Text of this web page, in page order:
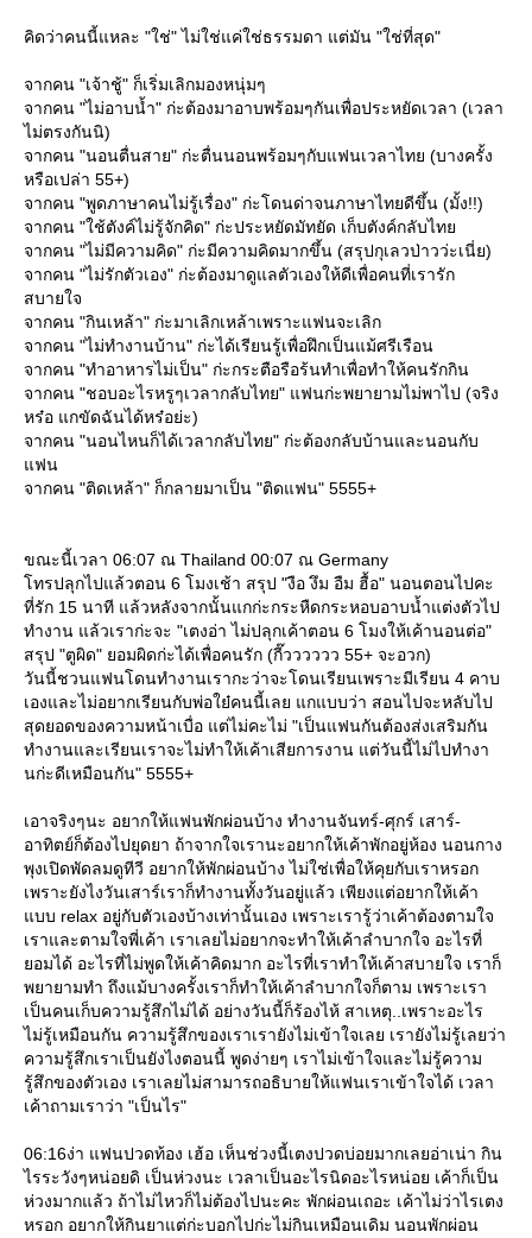
คิดว่าคนนี้แหละ "ใช่" ไม่ใช่แค่ใช่ธรรมดา แต่มัน "ใช่ที่สุด"
จากคน "เจ้าชู้" ก็เริ่มเลิกมองหนุ่มๆ
จากคน "ไม่อาบน้ำ" ก่ะต้องมาอาบพร้อมๆกันเพื่อประหยัดเวลา (เวลา
ไม่ตรงกันนิ)
จากคน "นอนตื่นสาย" ก่ะตื่นนอนพร้อมๆกับแฟนเวลาไทย (บางครั้ง
หรือเปล่า 55+)
จากคน "พูดภาษาคนไม่รู้เรื่อง" ก่ะโดนด่าจนภาษาไทยดีขึ้น (มั้ง!!)
จากคน "ใช้ตังค์ไม่รู้จักคิด" ก่ะประหยัดมัทยัด เก็บตังค์กลับไท
จากคน "ไม่มีความคิด" ก่ะมีความคิดมากขึ้น (สรุปกุเลวป่าวว่ะเนี่ย)
จากคน "ไม่รักตัวเอง" ก่ะต้องมาดูแลตัวเองให้ดีเพื่อคนที่เรารัก
สบายใจ
จากคน "กินเหล้า" ก่ะมาเลิกเหล้าเพราะแฟนจะเลิก
จากคน "ไม่ทำงานบ้าน" ก่ะได้เรียนรู้เพื่อฝึกเป็นแม้ศรีเรือน
จากคน "ทำอาหารไม่เป็น" ก่ะกระตือรือร้นทำเพื่อทำให้คนรักกิน
จากคน "ชอบอะไรหรูๆเวลากลับไทย" แฟนก่ะพยายามไม่พาไป (จริง
หร๋อ แกขัดฉันได้หร๋อย่ะ)
จากคน "นอนไหนก็ได้เวลากลับไทย" ก่ะต้องกลับบ้านและนอนกับ
ฟน
จากคน "ติดเหล้า" ก็กลายมาเป็น "ติดแฟน" 5555+
ขณะนี้เวลา 06:07 ณ Thailand 00:07 ณ Germany
ทรปลุกไปแล้วตอน 6 โมงเช้า สรุป "งือ งึม อืม ฮื้อ" นอนตอนไปคะ
ที่รัก 15 นาที แล้วหลังจากนั้นแกก่ะกระหืดกระหอบอาบน้ำแต่งตัวไป
ทำงาน แล้วเราก่ะจะ "เตงอ่า ไม่ปลุกเค้าตอน 6 โมงให้เค้านอนต่อ"
สรุป "ตูผิด" ยอมผิดก่ะได้เพื่อคนรัก (กี๊วววววว 55+ จะอวก)
วันนี้ชวนแฟนโดนทำงานเรากะว่าจะโดนเรียนเพราะมีเรียน 4 คาบ
เองและไม่อยากเรียนกับพ่อใย๋คนนี้เลย แกแบบว่า สอนไปจะหลับไป
สุดยอดของความหน้าเบื่อ แต่ไม่คะไม่ "เป็นแฟนกันต้องส่งเสริมกัน
ทำงานและเรียนเราจะไม่ทำให้เค้าเสียการงาน แต่วันนี้ไม่ไปทำงา
นก่ะดีเหมือนกัน" 5555+
เอาจริงๆนะ อยากให้แฟนพักผ่อนบ้าง ทำงานจันทร์-ศุกร์ เสาร์-
อาทิตย์ก็ต้องไปยุดยา ถ้าจากใจเรานะอยากให้เค้าพักอยู่ห้อง นอนกาง
พุงเปิดพัดลมดูทีวี อยากให้พักผ่อนบ้าง ไม่ใช่เพื่อให้คุยกับเราหรอก
เพราะยังไงวันเสาร์เราก็ทำงานทั้งวันอยู่แล้ว เพียงแต่อยากให้เค้า
บบ relax อยู่กับตัวเองบ้างเท่านั้นเอง เพราะเรารู้ว่าเค้าต้องตามใจ
เราและตามใจพี่เค้า เราเลยไม่อยากจะทำให้เค้าลำบากใจ อะไรที่
อมได้ อะไรที่ไม่พูดให้เค้าคิดมาก อะไรที่เราทำให้เค้าสบายใจ เราก็
พยายามทำ ถึงแม้บางครั้งเราก็ทำให้เค้าลำบากใจก็ตาม เพราะเรา
เป็นคนเก็บความรู้สึกไม่ได้ อย่างวันนี้ก็ร้องไห้ สาเหตุ..เพราะอะไร
ไม่รู้เหมือนกัน ความรู้สึกของเราเรายังไม่เข้าใจเลย เรายังไม่รู้เลยว่า
ความรู้สึกเราเป็นยังไงตอนนี้ พูดง่ายๆ เราไม่เข้าใจและไม่รู้ความ
รู้สึกของตัวเอง เราเลยไม่สามารถอธิบายให้แฟนเราเข้าใจได้ เวลา
เค้าถามเราว่า "เป็นไร"
06:16ง่า แฟนปวดท้อง เฮ้อ เห็นช่วงนี้เตงปวดบ่อยมากเลยอ่าเน่า กิน
ไรระวังๆหน่อยดิ เป็นห่วงนะ เวลาเป็นอะไรนิดอะไรหน่อย เค้าก็เป็น
ห่วงมากแล้ว ถ้าไม่ไหวก็ไม่ต้องไปนะคะ พักผ่อนเถอะ เค้าไม่ว่าไรเตง
หรอก อยากให้กินยาแต่ก่ะบอกไปก่ะไม่กินเหมือนเดิม นอนพักผ่อน